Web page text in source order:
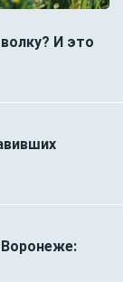
И это
Воронеже: